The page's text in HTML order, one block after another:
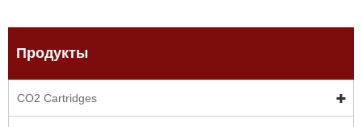
Продукты
CO2 Cartridges